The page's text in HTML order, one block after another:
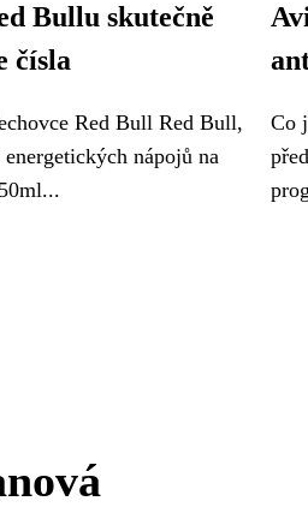
Bullu skutečně
čísla
Red Bull Red Bull,
nápojů na
Co